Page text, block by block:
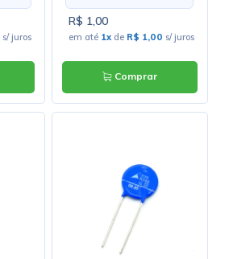
s/ juros
R$ 1,00
em até 1x de R$ 1,00 s/ juros
Comprar